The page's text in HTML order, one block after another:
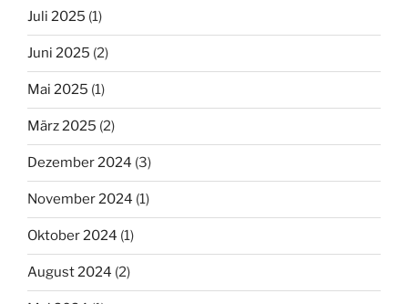
Juli 2025 (1)
Juni 2025 (2)
Mai 2025 (1)
März 2025 (2)
Dezember 2024 (3)
November 2024 (1)
Oktober 2024 (1)
August 2024 (2)